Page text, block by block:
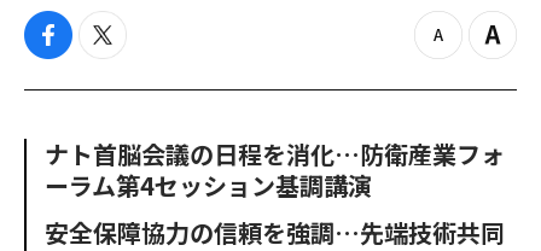
f
c
o
o
t
i
e
r
z
o
o
u
Z
o
n
ナト首脳会議の日程を消化…防衛産業フォ
ーラム第4セッション基調講演
安全保障協力の信頼を強調…先端技術共同